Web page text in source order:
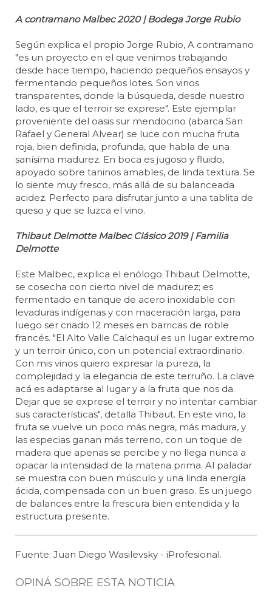
A contramano Malbec 2020 | Bodega Jorge Rubio
Según explica el propio Jorge Rubio, A contramano
"es un proyecto en el que venimos trabajando
desde hace tiempo, haciendo pequeños ensayos y
fermentando pequeños lotes. Son vinos
transparentes, donde la búsqueda, desde nuestro
lado, es que el terroir se exprese". Este ejemplar
proveniente del oasis sur mendocino (abarca San
Rafael y General Alvear) se luce con mucha fruta
roja, bien definida, profunda, que habla de una
sanísima madurez. En boca es jugoso y fluido,
apoyado sobre taninos amables, de linda textura. Se
lo siente muy fresco, más allá de su balanceada
acidez. Perfecto para disfrutar junto a una tablita de
queso y que se luzca el vino.
Thibaut Delmotte Malbec Clásico 2019 | Familia
Delmotte
Este Malbec, explica el enólogo Thibaut Delmotte,
se cosecha con cierto nivel de madurez; es
fermentado en tanque de acero inoxidable con
levaduras indígenas y con maceración larga, para
luego ser criado 12 meses en barricas de roble
francés. "El Alto Valle Calchaquí es un lugar extremo
y un terroir único, con un potencial extraordinario.
Con mis vinos quiero expresar la pureza, la
complejidad y la elegancia de este terruño. La clave
acá es adaptarse al lugar y a la fruta que nos da.
Dejar que se exprese el terroir y no intentar cambiar
sus características", detalla Thibaut. En este vino, la
fruta se vuelve un poco más negra, más madura, y
las especias ganan más terreno, con un toque de
madera que apenas se percibe y no llega nunca a
opacar la intensidad de la materia prima. Al paladar
se muestra con buen músculo y una linda energía
ácida, compensada con un buen graso. Es un juego
de balances entre la frescura bien entendida y la
estructura presente.
Fuente: Juan Diego Wasilevsky - iProfesional.
OPINÁ SOBRE ESTA NOTICIA